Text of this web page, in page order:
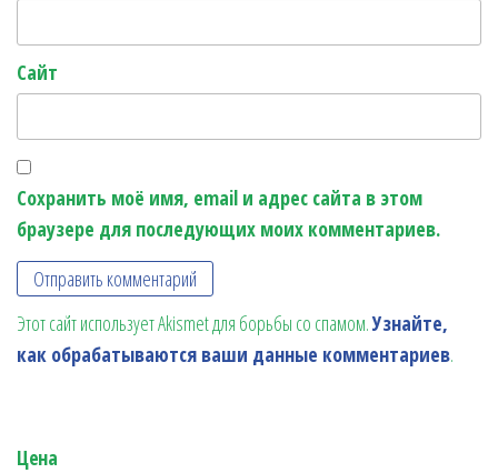
Сайт
Сохранить моё имя, email и адрес сайта в этом
браузере для последующих моих комментариев.
Этот сайт использует Akismet для борьбы со спамом.Узнайте,
как обрабатываются ваши данные комментариев.
Цена